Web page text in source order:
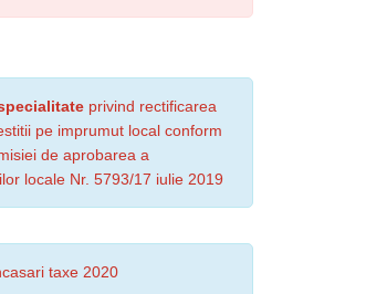
privind rectificarea
pe imprumut local conform
de aprobarea a
locale Nr. 5793/17 iulie 2019
taxe 2020